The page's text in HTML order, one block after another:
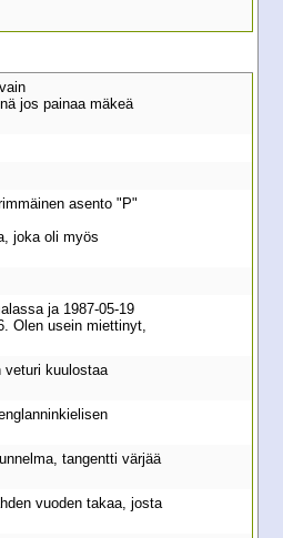
jos painaa mäkeä
asento "P"
joka oli myös
ja 1987-05-19
Olen usein miettinyt,
kuulostaa
tangentti värjää
vuoden takaa, josta